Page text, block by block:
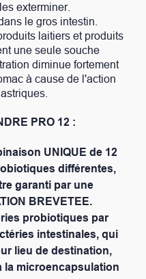
exterminer.
le gros intestin.
laitiers et produits
une seule souche
diminue fortement
à cause de l'action
PRO 12 :
UNIQUE de 12
différentes,
garanti par une
BREVETEE.
probiotiques par
intestinales, qui
lieu de destination,
la microencapsulation